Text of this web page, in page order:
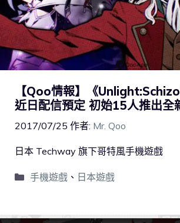
【Qoo情報】《
近日配信預定 初始15人推出全
2017/07/25 作者: Mr. Qoo
日本 Techway 旗下哥特風手機遊戲
手機遊戲、 日本遊戲